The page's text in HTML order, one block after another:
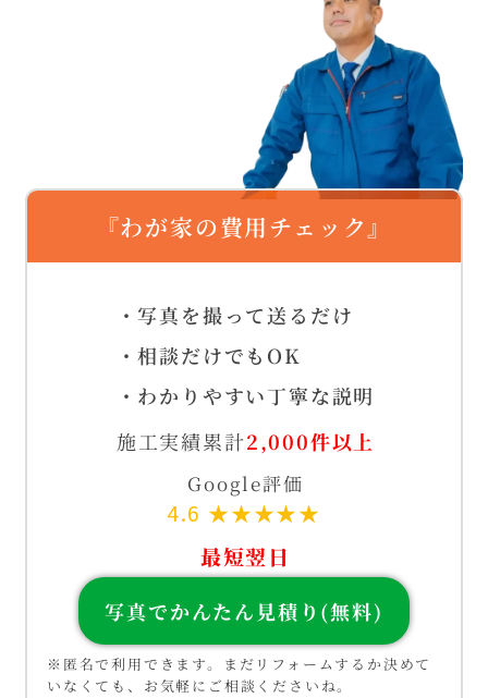
『わが家の費用チェック』
・写真を撮って送るだけ
・相談だけでもOK
・わかりやすい丁寧な説明
施工実績累計2,000件以上
Google評価
4.6 ★★★★★
最短翌日
写真でかんたん見積り(無料)
※匿名で利用できます。まだリフォームするか決めて
いなくても、お気軽にご相談くださいね。